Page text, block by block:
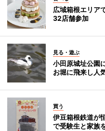
広域箱根エリア
32店舗参加
見る・遊ぶ
小田原城址公園
お堀に飛来し人
買う
伊豆箱根鉄道が
で受験生と家族